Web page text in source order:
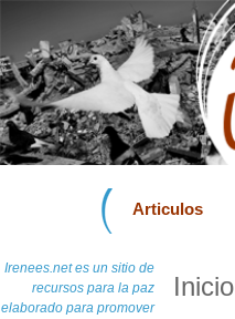
Articulos
Irenees.net es un sitio de
recursos para la paz
elaborado para promover
Inicio